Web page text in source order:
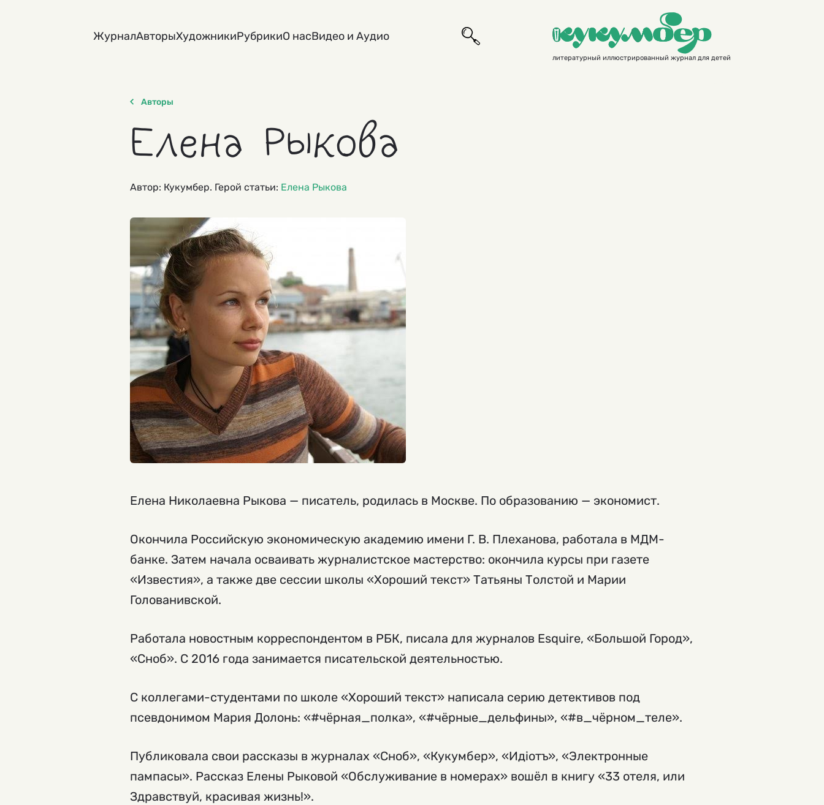
ЖурналАвторыХудожникиРубрикиО насВидео и Аудио
литературный иллюстрированный журнал для детей
Авторы
Елена Рыкова
Автор: Кукумбер. Герой статьи: Елена Рыкова
Елена Николаевна Рыкова — писатель, родилась в Москве. По образованию — экономист.
Окончила Российскую экономическую академию имени Г. В. Плеханова, работала в МДМ-
банке. Затем начала осваивать журналистское мастерство: окончила курсы при газете
«Известия», а также две сессии школы «Хороший текст» Татьяны Толстой и Марии
Голованивской.
Работала новостным корреспондентом в РБК, писала для журналов Esquire, «Большой Город»,
«Сноб». С 2016 года занимается писательской деятельностью.
С коллегами-студентами по школе «Хороший текст» написала серию детективов под
псевдонимом Мария Долонь: «#чёрная_полка», «#чёрные_дельфины», «#в_чёрном_теле».
Публиковала свои рассказы в журналах «Сноб», «Кукумбер», «Идiотъ», «Электронные
пампасы». Рассказ Елены Рыковой «Обслуживание в номерах» вошёл в книгу «33 отеля, или
Здравствуй, красивая жизнь!».